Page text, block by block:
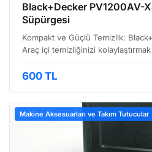
Black+Decker PV1200AV-
Süpürgesi
Kompakt ve Güçlü Temizlik:
Araç içi temizliğinizi
performansı ile beklentilerinizi
600 TL
Makine Aksesuarları ve Takım Tutucular